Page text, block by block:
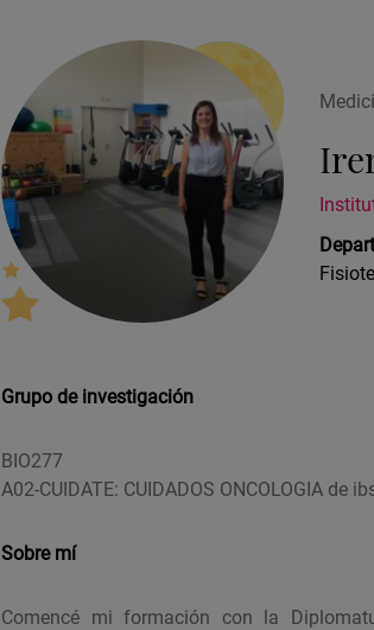
Grupo de investigación
BIO277
A02-CUIDATE: CUIDADOS ONCOLOGIA de
Sobre mí
Comencé mi formación con la